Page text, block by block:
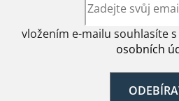
vložením e-mailu souhlasíte s
osobních